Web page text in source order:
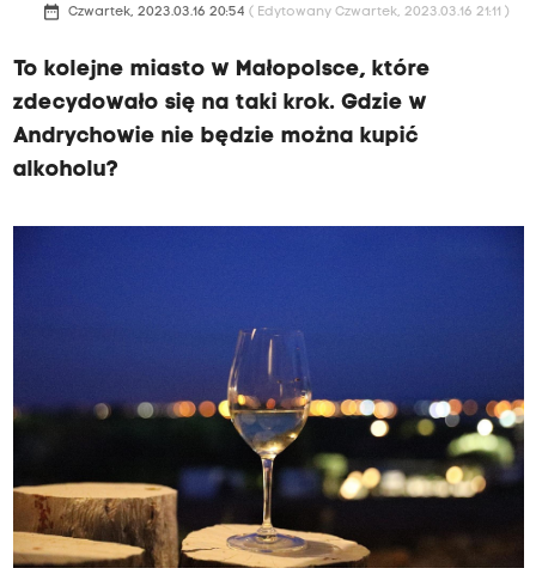
date_range Czwartek, 2023.03.16 20:54 ( Edytowany Czwartek, 2023.03.16 21:11 )
To kolejne miasto w Małopolsce, które
zdecydowało się na taki krok. Gdzie w
Andrychowie nie będzie można kupić
alkoholu?